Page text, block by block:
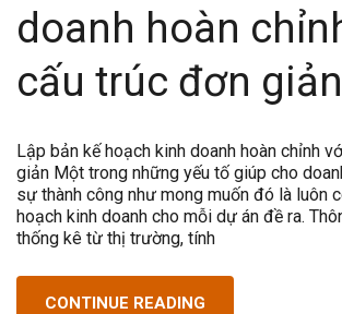
doanh hoàn
cấu trúc đơn giản
Lập bản kế hoạch kinh doanh hoàn chỉnh
giản Một trong những yếu tố giúp cho
sự thành công như mong muốn đó là luôn
hoạch kinh doanh cho mỗi dự án đề ra.
thống kê từ thị trường, tính
CONTINUE READING